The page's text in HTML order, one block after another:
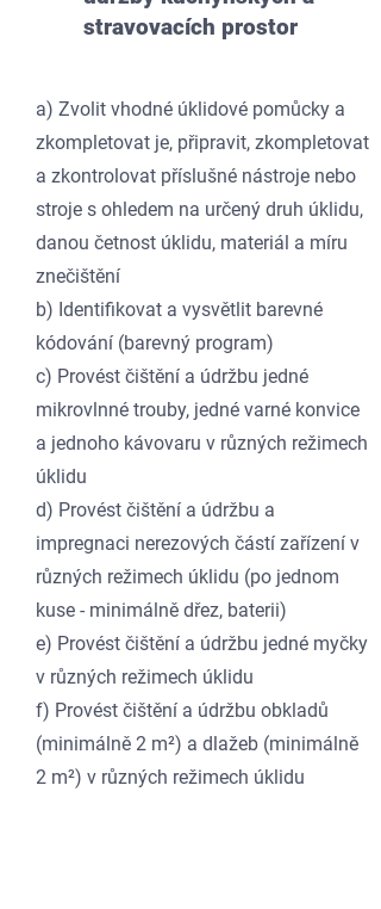
stravovacích prostor
a) Zvolit vhodné úklidové pomůcky a
zkompletovat je, připravit, zkompletovat
a zkontrolovat příslušné nástroje nebo
stroje s ohledem na určený druh úklidu,
danou četnost úklidu, materiál a míru
znečištění
b) Identifikovat a vysvětlit barevné
kódování (barevný program)
c) Provést čištění a údržbu jedné
mikrovlnné trouby, jedné varné konvice
a jednoho kávovaru v různých režimech
úklidu
d) Provést čištění a údržbu a
impregnaci nerezových částí zařízení v
různých režimech úklidu (po jednom
kuse - minimálně dřez, baterii)
e) Provést čištění a údržbu jedné myčky
v různých režimech úklidu
f) Provést čištění a údržbu obkladů
(minimálně 2 m²) a dlažeb (minimálně
2 m²) v různých režimech úklidu